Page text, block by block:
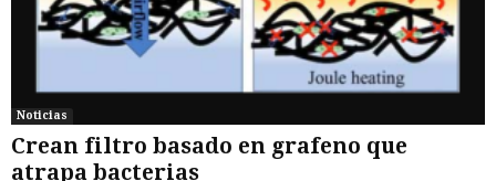
Noticias
Crean filtro basado en grafeno que
atrapa bacterias